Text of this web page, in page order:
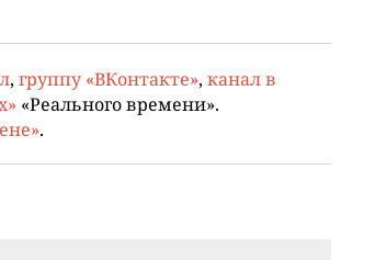
, группу «ВКонтакте», канал в
«Реального времени».
.